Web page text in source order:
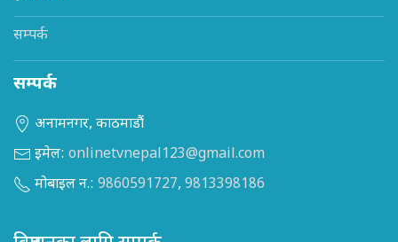
सम्पर्क
सम्पर्क
अनामनगर, काठमाडौं
इमेल: onlinetvnepal123@gmail.com
मोबाइल न.: 9860591727, 9813398186